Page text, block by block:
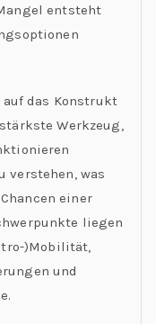
entsteht
das Konstrukt
Werkzeug,
verstehen, was
einer
liegen
)Mobilität,
und